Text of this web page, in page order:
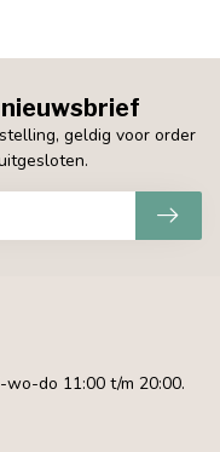
geldig voor order
do 11:00 t/m 20:00.